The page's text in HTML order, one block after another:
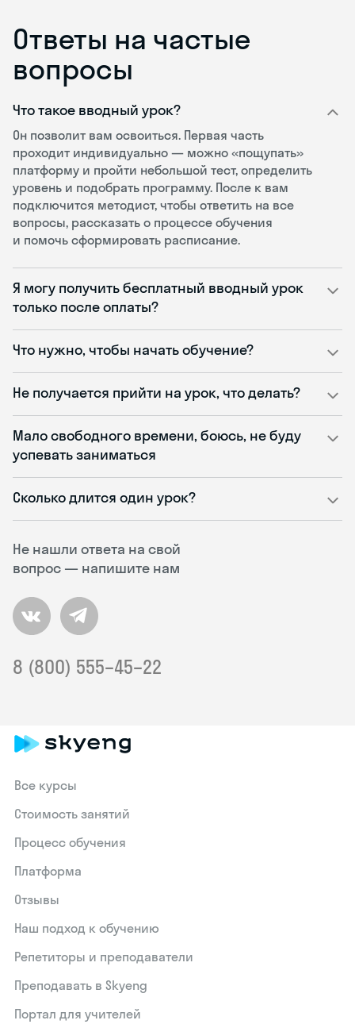
Ответы на частые
вопросы
Не нашли ответа на свой
вопрос — напишите нам
8 (800) 555–45–22
Что такое вводный урок?
Он позволит вам освоиться. Первая часть
проходит индивидуально — можно «пощупать»
платформу и пройти небольшой тест, определить
уровень и подобрать программу. После к вам
подключится методист, чтобы ответить на все
вопросы, рассказать о процессе обучения
и помочь сформировать расписание.
Я могу получить бесплатный вводный урок
только после оплаты?
Что нужно, чтобы начать обучение?
Не получается прийти на урок, что делать?
Мало свободного времени, боюсь, не буду
успевать заниматься
Сколько длится один урок?
Все курсы
Стоимость занятий
Процесс обучения
Платформа
Отзывы
Наш подход к обучению
Репетиторы и преподаватели
Преподавать в Skyeng
Портал для учителей